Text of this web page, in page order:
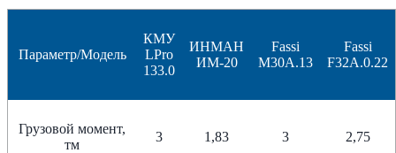
Параметр/Модель
КМУ
LPro
133.0
ИНМАН
ИМ-20
Fassi
M30A.13
Fassi
F32А.0.22
Грузовой момент,
тм
3 1,83 3 2,75